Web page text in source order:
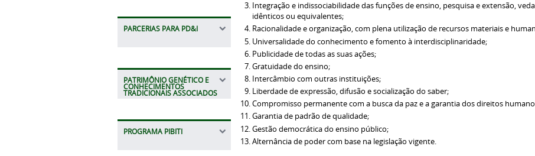
PARCERIAS PARA PD&I
PATRIMÔNIO GENÉTICO E
CONHECIMENTOS
TRADICIONAIS ASSOCIADOS
PROGRAMA PIBITI
Integração e indissociabilidade das funções de ensino, pesquisa e extensão,
idênticos ou equivalentes;
Racionalidade e organização, com plena utilização de recursos materiais e
Universalidade do conhecimento e fomento à interdisciplinaridade;
Publicidade de todas as suas ações;
Gratuidade do ensino;
Intercâmbio com outras instituições;
Liberdade de expressão, difusão e socialização do saber;
Compromisso permanente com a busca da paz e a garantia dos direitos
Garantia de padrão de qualidade;
Gestão democrática do ensino público;
Alternância de poder com base na legislação vigente.